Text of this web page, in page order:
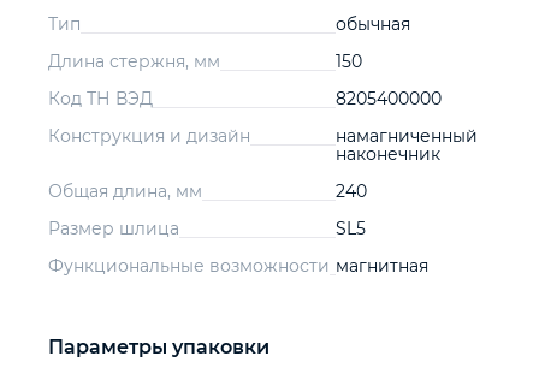
Тип
обычная
Длина стержня, мм
150
Код ТН ВЭД
8205400000
Конструкция и дизайн
намагниченный
наконечник
Общая длина, мм
240
Размер шлица
SL5
Функциональные возможности магнитная
Параметры упаковки